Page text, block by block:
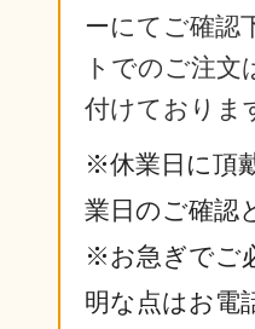
ーにてご確認
トでのご注文
付けておりま
※休業日に頂
業日のご確認
※お急ぎでご
明な点はお電